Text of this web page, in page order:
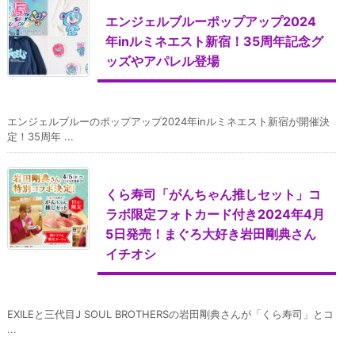
エンジェルブルーポップアップ2024
年inルミネエスト新宿！35周年記念グ
ッズやアパレル登場
エンジェルブルーのポップアップ2024年inルミネエスト新宿が開催決
定！35周年 ...
くら寿司「がんちゃん推しセット」コ
ラボ限定フォトカード付き2024年4月
5日発売！まぐろ大好き岩田剛典さん
イチオシ
EXILEと三代目J SOUL BROTHERSの岩田剛典さんが「くら寿司」とコ
...